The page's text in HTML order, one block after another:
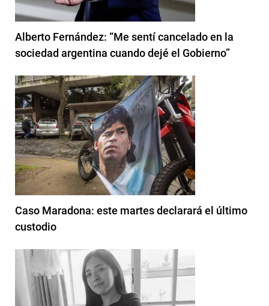
Alberto Fernández: “Me sentí cancelado en la
sociedad argentina cuando dejé el Gobierno”
Caso Maradona: este martes declarará el último
custodio